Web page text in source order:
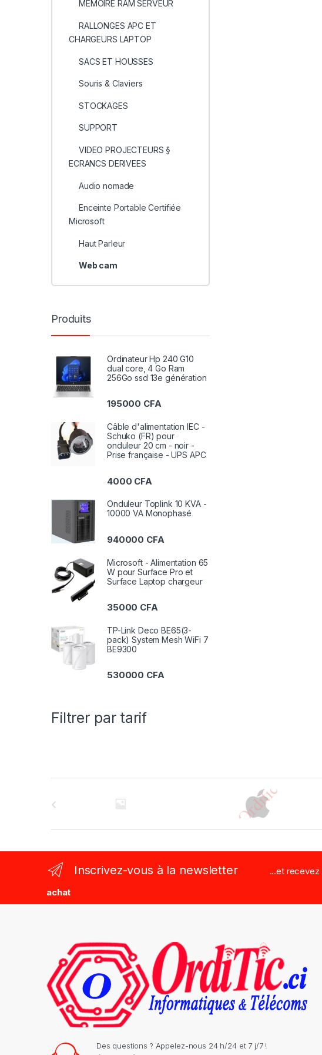
MEMOIRE RAM SERVEUR
RALLONGES APC ET
CHARGEURS LAPTOP
SACS ET HOUSSES
Souris & Claviers
STOCKAGES
SUPPORT
VIDEO PROJECTEURS §
ECRANCS DERIVEES
Audio nomade
Enceinte Portable Certifiée
Microsoft
Haut Parleur
Web cam
Produits
Ordinateur Hp 240 G10
dual core, 4 Go Ram
256Go ssd 13e génération
195000 CFA
Câble d'alimentation IEC -
Schuko (FR) pour
onduleur 20 cm - noir -
Prise française - UPS APC
4000 CFA
Onduleur Toplink 10 KVA -
10000 VA Monophasé
940000 CFA
Microsoft - Alimentation 65
W pour Surface Pro et
Surface Laptop chargeur
35000 CFA
TP-Link Deco BE65(3-
pack) System Mesh WiFi 7
BE9300
530000 CFA
Filtrer par tarif
s
Inscrivez-vous à la newsletter ...et recevez
achat
Des questions ? Appelez-nous 24 h/24 et 7 j/7 !